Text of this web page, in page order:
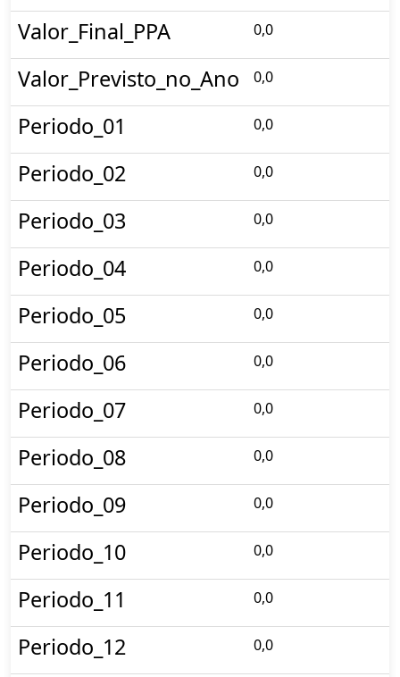
Valor_Final_PPA 0,0
Valor_Previsto_no_Ano 0,0
Periodo_01 0,0
Periodo_02 0,0
Periodo_03 0,0
Periodo_04 0,0
Periodo_05 0,0
Periodo_06 0,0
Periodo_07 0,0
Periodo_08 0,0
Periodo_09 0,0
Periodo_10 0,0
Periodo_11 0,0
Periodo_12 0,0